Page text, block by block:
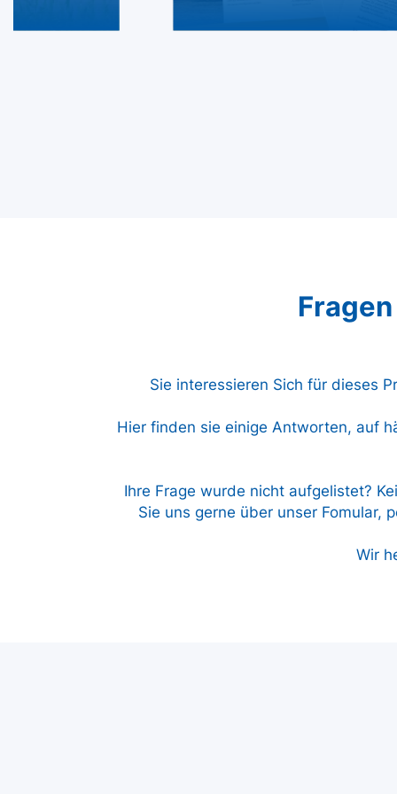
Sie interessieren Sich für dieses
Hier finden sie einige Antworten, auf
Ihre Frage wurde nicht aufgelistet?
Sie uns gerne über unser Fomular,
Wir